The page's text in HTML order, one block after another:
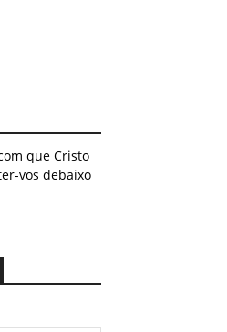
que Cristo
vos debaixo